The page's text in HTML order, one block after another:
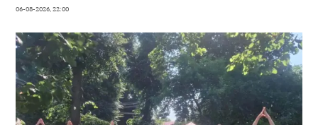
06-08-2026, 22:00